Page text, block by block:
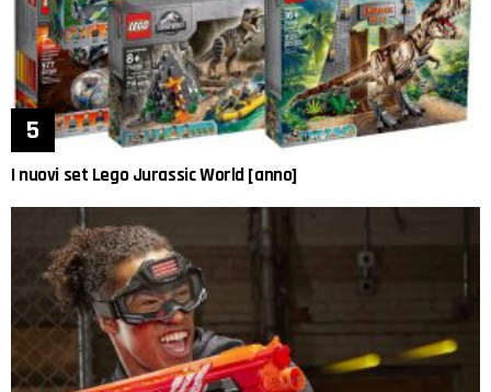
I nuovi set Lego Jurassic World [anno]